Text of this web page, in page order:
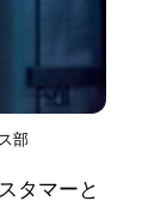
部
タマーと